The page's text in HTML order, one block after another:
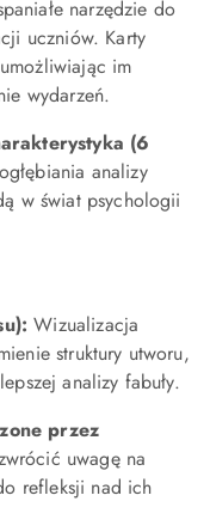
narzędzie do
uczniów. Karty
im
wydarzeń.
(6
analizy
w świat psychologii
Wizualizacja
struktury utworu,
analizy fabuły.
przez
uwagę na
refleksji nad ich